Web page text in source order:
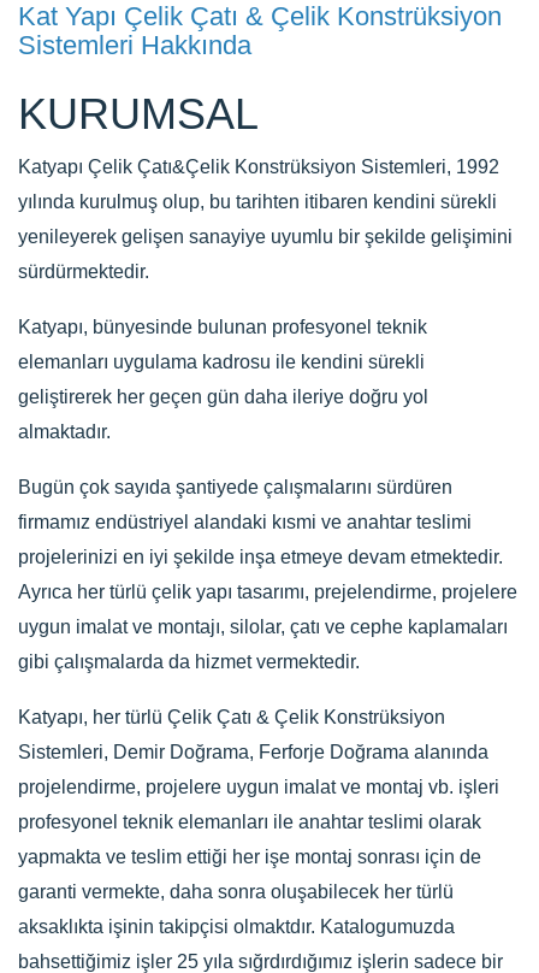
Kat Yapı Çelik Çatı & Çelik Konstrüksiyon
Sistemleri Hakkında
KURUMSAL
Katyapı Çelik Çatı&Çelik Konstrüksiyon Sistemleri, 1992
yılında kurulmuş olup, bu tarihten itibaren kendini sürekli
yenileyerek gelişen sanayiye uyumlu bir şekilde gelişimini
sürdürmektedir.
Katyapı, bünyesinde bulunan profesyonel teknik
elemanları uygulama kadrosu ile kendini sürekli
geliştirerek her geçen gün daha ileriye doğru yol
almaktadır.
Bugün çok sayıda şantiyede çalışmalarını sürdüren
firmamız endüstriyel alandaki kısmi ve anahtar teslimi
projelerinizi en iyi şekilde inşa etmeye devam etmektedir.
Ayrıca her türlü çelik yapı tasarımı, prejelendirme, projelere
uygun imalat ve montajı, silolar, çatı ve cephe kaplamaları
gibi çalışmalarda da hizmet vermektedir.
Katyapı, her türlü Çelik Çatı & Çelik Konstrüksiyon
Sistemleri, Demir Doğrama, Ferforje Doğrama alanında
projelendirme, projelere uygun imalat ve montaj vb. işleri
profesyonel teknik elemanları ile anahtar teslimi olarak
yapmakta ve teslim ettiği her işe montaj sonrası için de
garanti vermekte, daha sonra oluşabilecek her türlü
aksaklıkta işinin takipçisi olmaktdır. Katalogumuzda
bahsettiğimiz işler 25 yıla sığrdırdığımız işlerin sadece bir